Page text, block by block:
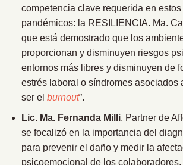
competencia clave requerida en
pandémicos: la RESILIENCIA. Ma.
que está demostrado que los
proporcionan y disminuyen riesgos
entornos más libres y disminuyen de
estrés laboral o síndromes asociados
ser el burnout”.
Lic. Ma. Fernanda Milli, Partner de
se focalizó en la importancia del
para prevenir el daño y medir la
psicoemocional de los